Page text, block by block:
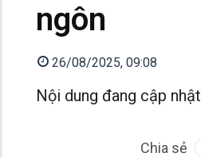
ngôn
26/08/2025, 09:08
Nội dung đang cập nhật
Chia sẻ